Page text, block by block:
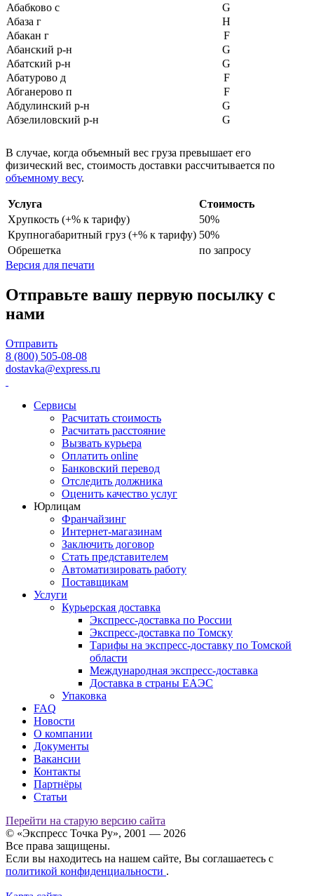
Абабково с
G
Абаза г
H
Абакан г
F
Абанский р-н
G
Абатский р-н
G
Абатурово д
F
Абганерово п
F
Абдулинский р-н
G
Абзелиловский р-н
G
Абрамиха (Смольковский с/
с) д
H
Абросиха (Кумохинский с/
с) д
Авдеево (Кумохинский с/с)
д
H
Авиация х
Авилов х
Агаповский р-н
G
Агаренский п
Аглос п
F
Агой с
Агуй-Шапсуг аул
Агульский р-н
Адагум х
Адыге-Хабльский р-н
Адыгейск г
Азнакаевский р-н
Азовская ст-ца
Азовский Немецкий
Национальный р-н
Акбулакский р-н
Аккерменка х
Аксенов х
Аксеново (Смиркинский с/
Аксеново д
Аксентис (Мошковский с/с)
F
Аксубаевский р-н
G
Актанышский р-н
Акушинский р-н
G
Акшинский р-н
В случае, когда объемный вес груза превышает его
физический вес, стоимость доставки рассчитывается по
объемному весу.
Услуга
Стоимость
Хрупкость (+% к тарифу)
50%
Крупногабаритный груз (+% к тарифу) 50%
Обрешетка
по запросу
Версия для печати
Отправьте вашу первую посылку с
нами
Отправить
8 (800) 505-08-08
dostavka@express.ru
Сервисы
Расчитать стоимость
Расчитать расстояние
Вызвать курьера
Оплатить online
Банковский перевод
Отследить должника
Оценить качество услуг
Юрлицам
Франчайзинг
Интернет-магазинам
Заключить договор
Стать представителем
Автоматизировать работу
Поставщикам
Услуги
Курьерская доставка
Экспресс-доставка по России
Экспресс-доставка по Томску
Тарифы на экспресс-доставку по Томской
области
Международная экспресс-доставка
Доставка в страны ЕАЭС
Упаковка
FAQ
Новости
О компании
Документы
Вакансии
Контакты
Партнёры
Статьи
Перейти на старую версию сайта
© «Экспресс Точка Ру», 2001 — 2026
Все права защищены.
Если вы находитесь на нашем сайте, Вы соглашаетесь с
политикой конфиденциальности .